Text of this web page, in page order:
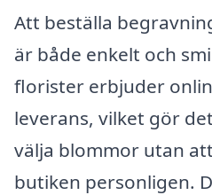
Att beställa
är både enkelt och
florister erbjuder
leverans, vilket gör
välja blommor utan
butiken personligen.